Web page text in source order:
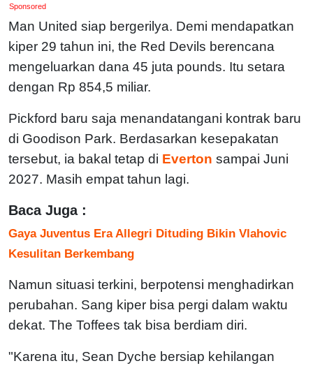
Sponsored
Man United siap bergerilya. Demi mendapatkan
kiper 29 tahun ini, the Red Devils berencana
mengeluarkan dana 45 juta pounds. Itu setara
dengan Rp 854,5 miliar.
Pickford baru saja menandatangani kontrak baru
di Goodison Park. Berdasarkan kesepakatan
tersebut, ia bakal tetap di Everton sampai Juni
2027. Masih empat tahun lagi.
Baca Juga :
Gaya Juventus Era Allegri Dituding Bikin Vlahovic
Kesulitan Berkembang
Namun situasi terkini, berpotensi menghadirkan
perubahan. Sang kiper bisa pergi dalam waktu
dekat. The Toffees tak bisa berdiam diri.
"Karena itu, Sean Dyche bersiap kehilangan